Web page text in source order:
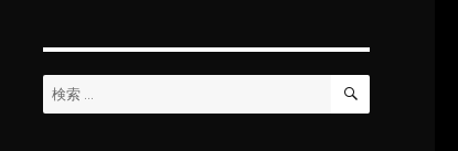
検
索:
検